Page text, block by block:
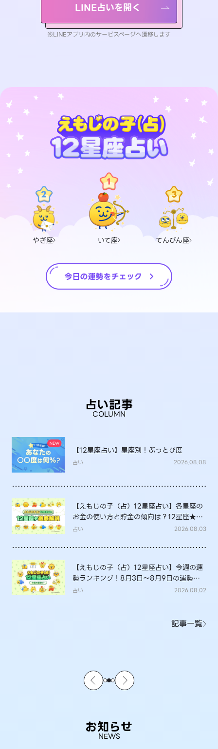
LINE占いを開く
※LINEアプリ内のサービスページへ遷移します
やぎ座 いて座 てんびん座
占い記事
COLUMN
【12星座占い】星座別！ぶっとび度
占い 2026.08.08
【えもじの子（占）12星座占い】各星座の
お金の使い方と貯金の傾向は？12星座★徹
底解説
占い 2026.08.03
【えもじの子（占）12星座占い】今週の運
勢ランキング！8月3日～8月9日の運勢
は？
占い 2026.08.02
記事一覧
お知らせ
NEWS